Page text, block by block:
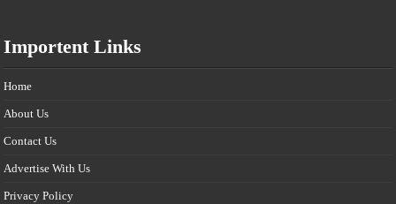
Importent Links
Home
About Us
Contact Us
Advertise With Us
Privacy Policy